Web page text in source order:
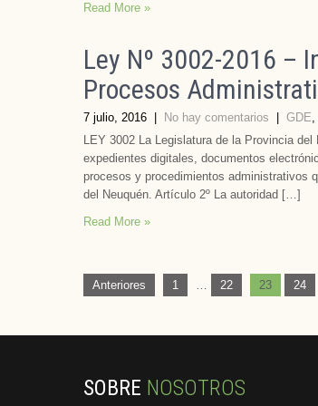
Read More »
Ley Nº 3002-2016 –
Procesos
7 julio, 2016 No hay comentarios GDE,
LEY 3002 La Legislatura de la Provincia
expedientes digitales, documentos
procesos y procedimientos administrativos
del Neuquén. Artículo 2º La autoridad […]
Read More »
Paginación
de
entradas
Anteriores 1 … 22 23 24
SOBRE NOSOTROS